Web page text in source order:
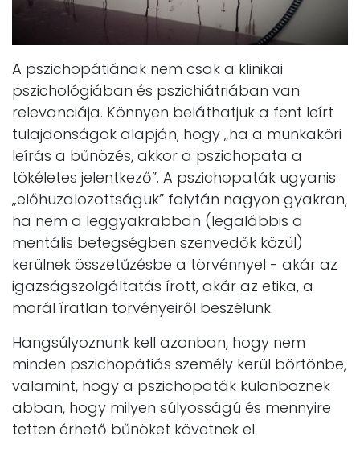
A pszichopátiának nem csak a klinikai
pszichológiában és pszichiátriában van
relevanciája. Könnyen beláthatjuk a fent leírt
tulajdonságok alapján, hogy „ha a munkaköri
leírás a bűnözés, akkor a pszichopata a
tökéletes jelentkező”. A pszichopaták ugyanis
„előhuzalozottságuk” folytán nagyon gyakran,
ha nem a leggyakrabban (legalábbis a
mentális betegségben szenvedők közül)
kerülnek összetűzésbe a törvénnyel - akár az
igazságszolgáltatás írott, akár az etika, a
morál íratlan törvényeiről beszélünk.
Hangsúlyoznunk kell azonban, hogy nem
minden pszichopátiás személy kerül börtönbe,
valamint, hogy a pszichopaták különböznek
abban, hogy milyen súlyosságú és mennyire
tetten érhető bűnöket követnek el.